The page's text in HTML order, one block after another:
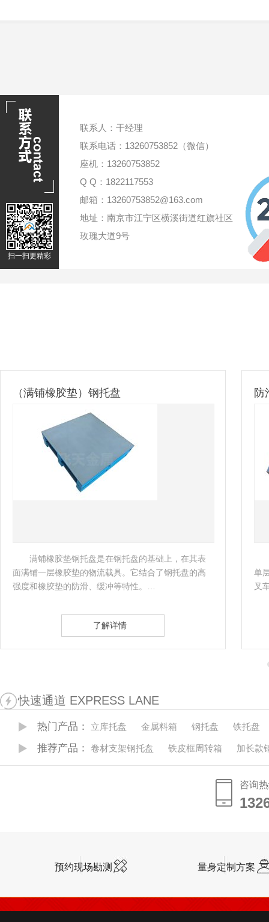
扫一扫更精彩
联系人：干经理
联系电话：13260753852（微信）
座机：13260753852
Q Q：1822117553
邮箱：13260753852@163.com
地址：南京市江宁区横溪街道红旗社区
玫瑰大道9号
钢托盘
盘是在钢托盘的基础上，在其表
物流载具。它结合了钢托盘的高
、缓冲等特性。…
防滑钢托盘又叫金
单层铺板下设纵梁或垫
叉车或托盘搬运车进行
快速通道 EXPRESS LANE
热门产品： 立库托盘 金属料箱 钢托盘 铁托盘
推荐产品： 卷材支架钢托盘 铁皮框周转箱 加长款
咨询
预约现场勘测 量身定制方案